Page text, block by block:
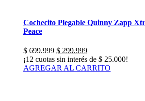
Cochecito Plegable Quinny Zapp
Peace
$699.999 El
precio
original
$ 299.999El
precio
actual
¡12 cuotas sin interés de $ 25.000!
AGREGAR AL CARRITO